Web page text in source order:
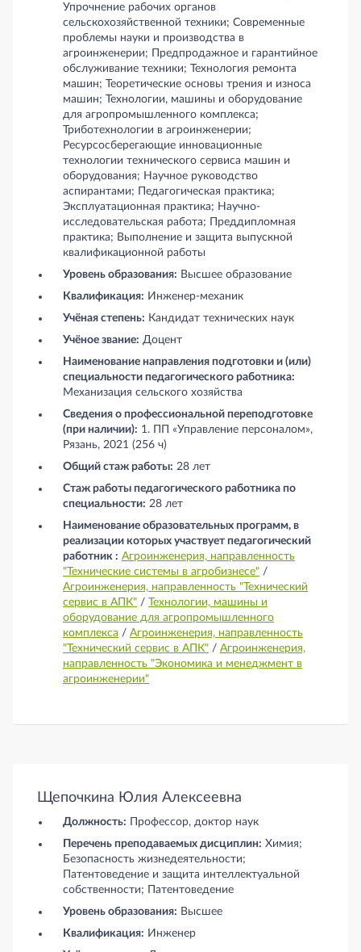
Упрочнение рабочих органов
сельскохозяйственной техники; Современные
проблемы науки и производства в
агроинженерии; Предпродажное и гарантийное
обслуживание техники; Технология ремонта
машин; Теоретические основы трения и износа
машин; Технологии, машины и оборудование
для агропромышленного комплекса;
Триботехнологии в агроинженерии;
Ресурсосберегающие инновационные
технологии технического сервиса машин и
оборудования; Научное руководство
аспирантами; Педагогическая практика;
Эксплуатационная практика; Научно-
исследовательская работа; Преддипломная
практика; Выполнение и защита выпускной
квалификационной работы
Уровень образования: Высшее образование
Квалификация: Инженер-механик
Учёная степень: Кандидат технических наук
Учёное звание: Доцент
Наименование направления подготовки и (или)
специальности педагогического работника:
Механизация сельского хозяйства
Сведения о профессиональной переподготовке
(при наличии): 1. ПП «Управление персоналом»,
Рязань, 2021 (256 ч)
Общий стаж работы: 28 лет
Стаж работы педагогического работника по
специальности: 28 лет
Наименование образовательных программ, в
реализации которых участвует педагогический
работник : Агроинженерия, направленность
"Технические системы в агробизнесе" /
Агроинженерия, направленность "Технический
сервис в АПК" / Технологии, машины и
оборудование для агропромышленного
комплекса / Агроинженерия, направленность
"Технический сервис в АПК" / Агроинженерия,
направленность "Экономика и менеджмент в
агроинженерии"
Щепочкина Юлия Алексеевна
Должность: Профессор, доктор наук
Перечень преподаваемых дисциплин: Химия;
Безопасность жизнедеятельности;
Патентоведение и защита интеллектуальной
собственности; Патентоведение
Уровень образования: Высшее
Квалификация: Инженер